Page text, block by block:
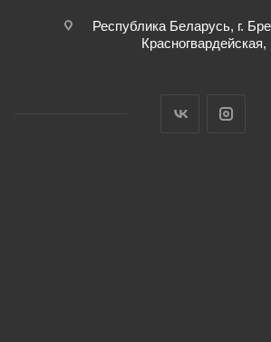
Республика Беларусь, г.
Красногвардейская,